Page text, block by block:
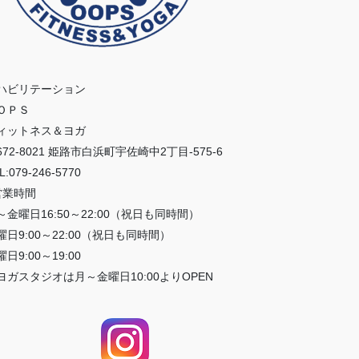
ビリテーション
ＰＳ
ットネス＆ヨガ
8021 姫路市白浜町宇佐崎中2丁目-575-6
246-5770
時間
金曜日16:50～22:00（祝日も同時間）
日9:00～22:00（祝日も同時間）
日9:00～19:00
ガスタジオは月～金曜日10:00よりOPEN